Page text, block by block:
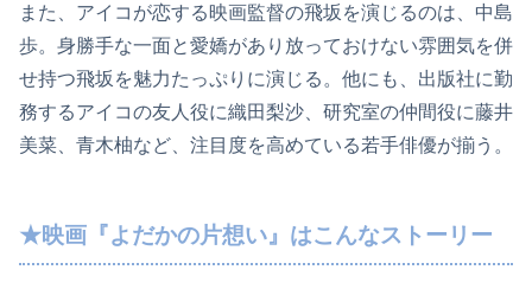
また、アイコが恋する映画監督の飛坂を演じるのは、中島
歩。身勝手な一面と愛嬌があり放っておけない雰囲気を併
せ持つ飛坂を魅力たっぷりに演じる。他にも、出版社に勤
務するアイコの友人役に織田梨沙、研究室の仲間役に藤井
美菜、青木柚など、注目度を高めている若手俳優が揃う。
★映画『よだかの片想い』はこんなストーリー